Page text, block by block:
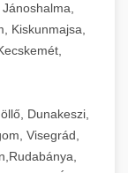
Kiskunmajsa,
Dunakeszi,
Visegrád,